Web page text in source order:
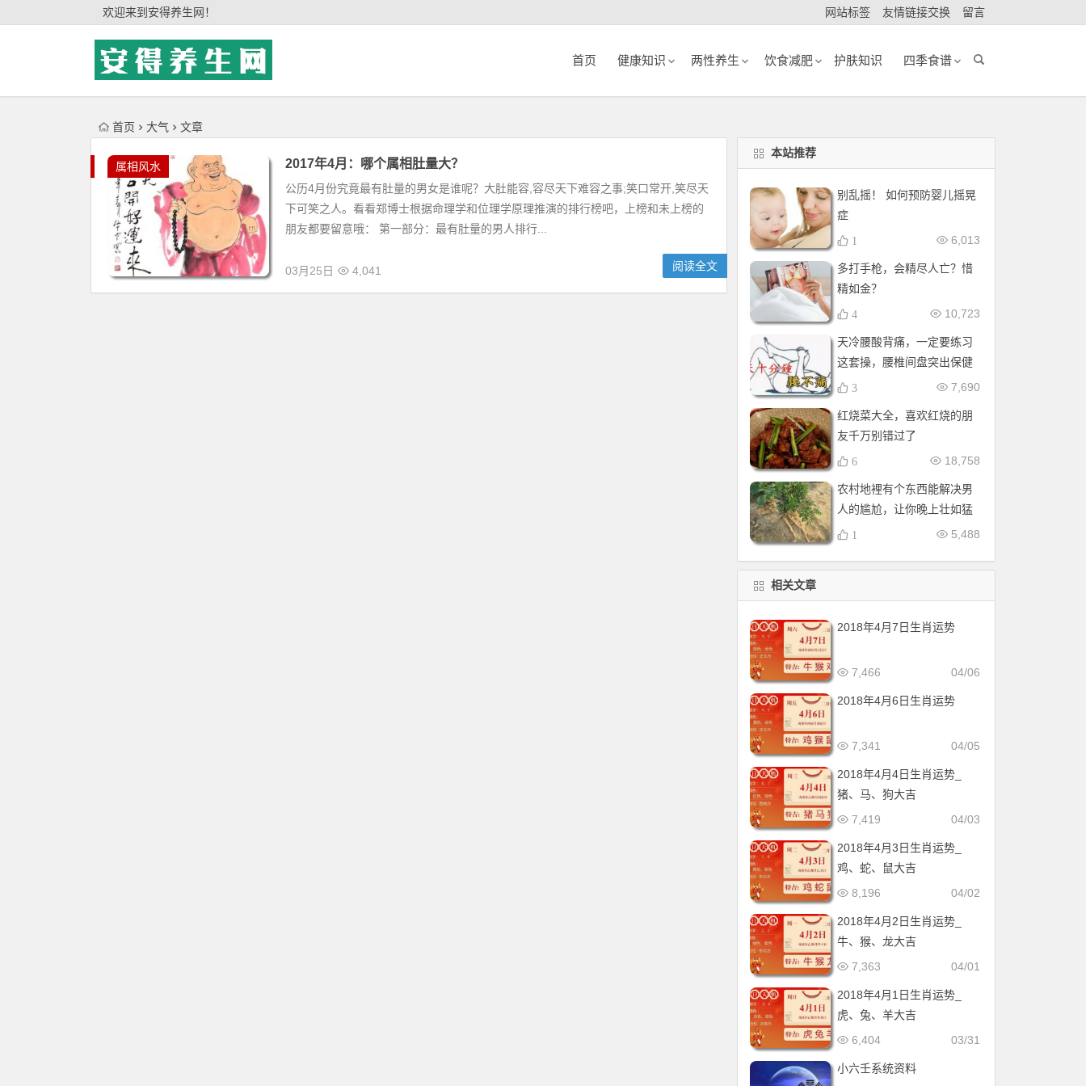
欢迎来到安得养生网！ 网站标签 友情链接交换 留言
首页 健康知识 两性养生 饮食减肥 护肤知识 四季食谱
首页 大气 文章
属相风水 2017年4月：哪个属相肚量大？
公历4月份究竟最有肚量的男女是谁呢？大肚能容,容尽天下难容之事;笑口常开,笑尽天
下可笑之人。看看郑博士根据命理学和位理学原理推演的排行榜吧，上榜和未上榜的
朋友都要留意哦： 第一部分：最有肚量的男人排行...
03月25日 4,041 阅读全文
本站推荐
别乱摇！ 如何预防婴儿摇晃
症
6,013
1
多打手枪，会精尽人亡？惜
精如金？
10,723
4
天冷腰酸背痛，一定要练习
这套操，腰椎间盘突出保健
操，全套收好！每天十分钟
7,690
3
红烧菜大全，喜欢红烧的朋
友千万别错过了
18,758
6
农村地裡有个东西能解决男
人的尴尬，让你晚上壮如猛
牛床受不了
5,488
1
相关文章
2018年4月7日生肖运势
04/06
7,466
2018年4月6日生肖运势
04/05
7,341
2018年4月4日生肖运势_
猪、马、狗大吉
04/03
7,419
2018年4月3日生肖运势_
鸡、蛇、鼠大吉
04/02
8,196
2018年4月2日生肖运势_
牛、猴、龙大吉
04/01
7,363
2018年4月1日生肖运势_
虎、兔、羊大吉
03/31
6,404
小六壬系统资料